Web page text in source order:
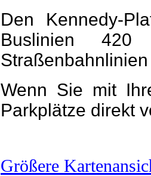
Den Kennedy-
Buslinien
Wenn Sie mit
Parkplätze direkt
Größere